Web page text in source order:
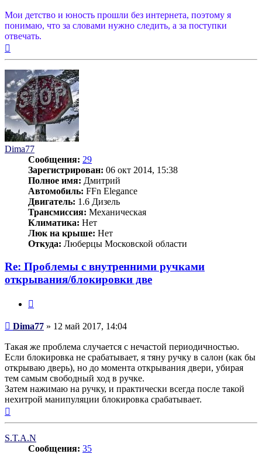
Мои детство и юность прошли без интернета, поэтому я
понимаю, что за словами нужно следить, а за поступки
отвечать.
Dima77
Сообщения: 29
Зарегистрирован: 06 окт 2014, 15:38
Полное имя: Дмитрий
Автомобиль: FFn Elegance
Двигатель: 1.6 Дизель
Трансмиссия: Механическая
Климатика: Нет
Люк на крыше: Нет
Откуда: Люберцы Московской области
Re: Проблемы с внутренними ручками
открывания/блокировки две
Сообщение
Dima77 » 12 май 2017, 14:04
Такая же проблема случается с нечастой периодичностью.
Если блокировка не срабатывает, я тяну ручку в салон (как бы
открываю дверь), но до момента открывания двери, убирая
тем самым свободный ход в ручке.
Затем нажимаю на ручку, и практически всегда после такой
нехитрой манипуляции блокировка срабатывает.
S.T.A.N
Сообщения: 35